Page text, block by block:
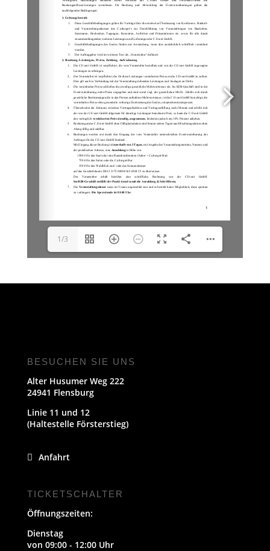
1/3
BESUCHEN SIE UNS
Alter Husumer Weg 222
24941 Flensburg
Linie 11 und 12
(Haltestelle Försterstieg)
Anfahrt
TICKETSCHALTER
Öffnungszeiten:
Dienstag
von 09:00 - 12:00 Uhr